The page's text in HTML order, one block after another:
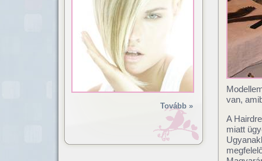
van,
A
miatt
Tovább »